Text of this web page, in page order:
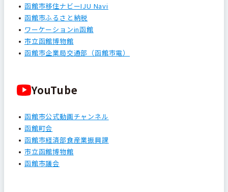
函館市移住ナビーIJU Navi
函館市ふるさと納税
ワーケーションin函館
市立函館博物館
函館市企業局交通部（函館市電）
YouTube
函館市公式動画チャンネル
函館町会
函館市経済部食産業振興課
市立函館博物館
函館市議会